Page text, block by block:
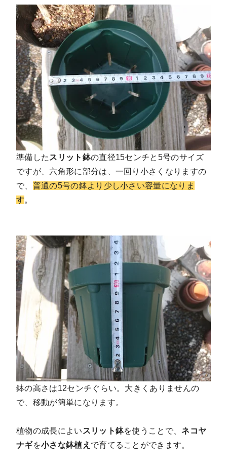
準備した スリット鉢の直径15センチと5号のサイズ
ですが、六角形に部分は、一回り小さくなりますの
で、 普通の5号の鉢より少し小さい容量になりま
す。
鉢の高さは12センチぐらい。大きくありませんの
で、移動が簡単になります。
植物の成長によい スリット鉢を使うことで、ネコヤ
ナギを小さな鉢植え で育てることができます。